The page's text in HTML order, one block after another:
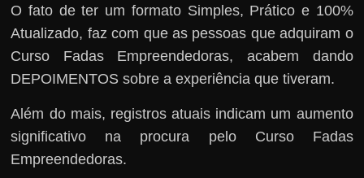
O fato de ter um formato Simples, Prático e 100%
Atualizado, faz com que as pessoas que adquiram o
Curso Fadas Empreendedoras, acabem dando
DEPOIMENTOS sobre a experiência que tiveram.
Além do mais, registros atuais indicam um aumento
significativo na procura pelo Curso Fadas
Empreendedoras.